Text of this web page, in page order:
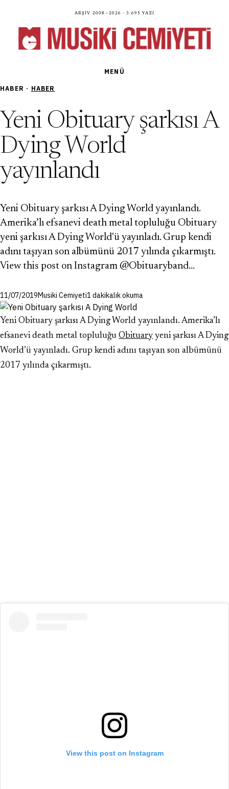
Arşiv 2008—2026 · 3.695 yazı
MENÜ
HABER · HABER
Yeni Obituary şarkısı A
Dying World
yayınlandı
Yeni Obituary şarkısı A Dying World yayınlandı.
Amerika’lı efsanevi death metal topluluğu Obituary
yeni şarkısı A Dying World'ü yayınladı. Grup kendi
adını taşıyan son albümünü 2017 yılında çıkarmıştı.
View this post on Instagram @Obituaryband…
11/07/2019Musiki Cemiyeti1 dakikalık okuma
Yeni Obituary şarkısı A Dying World yayınlandı. Amerika’lı
efsanevi death metal topluluğu Obituary yeni şarkısı A Dying
World’ü yayınladı. Grup kendi adını taşıyan son albümünü
2017 yılında çıkarmıştı.
View this post on Instagram